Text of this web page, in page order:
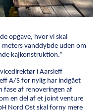
opgave, hvor vi skal
vanddybde uden om
kajkonstruktion.”
i Aarsleff
A/S for nylig har indgået
fase af renoveringen af
en del af et joint venture
Nord Ost skal forny mere